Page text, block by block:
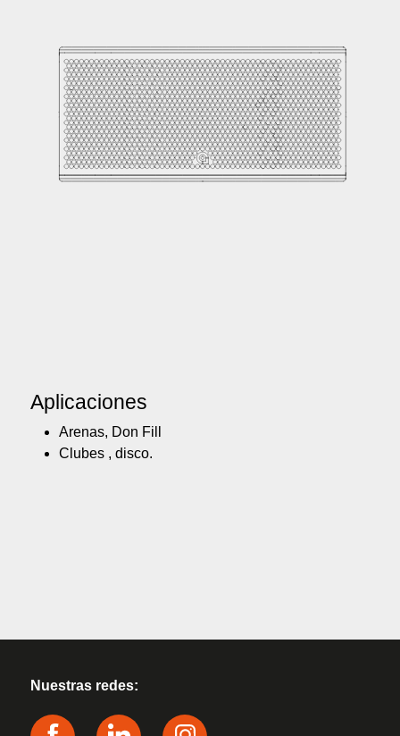
Aplicaciones
Arenas, Don Fill
Clubes , disco.
Nuestras redes: